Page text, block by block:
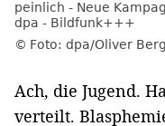
Foto: dpa/Oliver Berg
Ach, die Jugend.
verteilt.